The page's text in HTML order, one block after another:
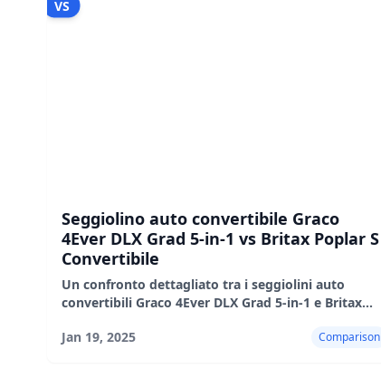
VS
Seggiolino auto convertibile Graco
4Ever DLX Grad 5-in-1 vs Britax Poplar S
Convertibile
Un confronto dettagliato tra i seggiolini auto
convertibili Graco 4Ever DLX Grad 5-in-1 e Britax
e i contro.
Jan 19, 2025 Comparison